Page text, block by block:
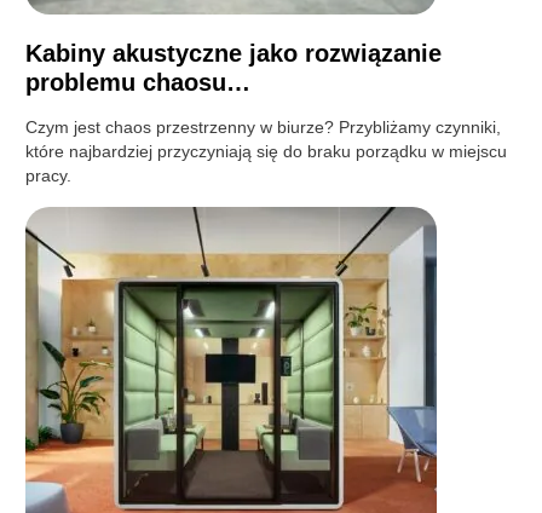
Kabiny akustyczne jako rozwiązanie
problemu chaosu…
Czym jest chaos przestrzenny w biurze? Przybliżamy czynniki,
które najbardziej przyczyniają się do braku porządku w miejscu
pracy.